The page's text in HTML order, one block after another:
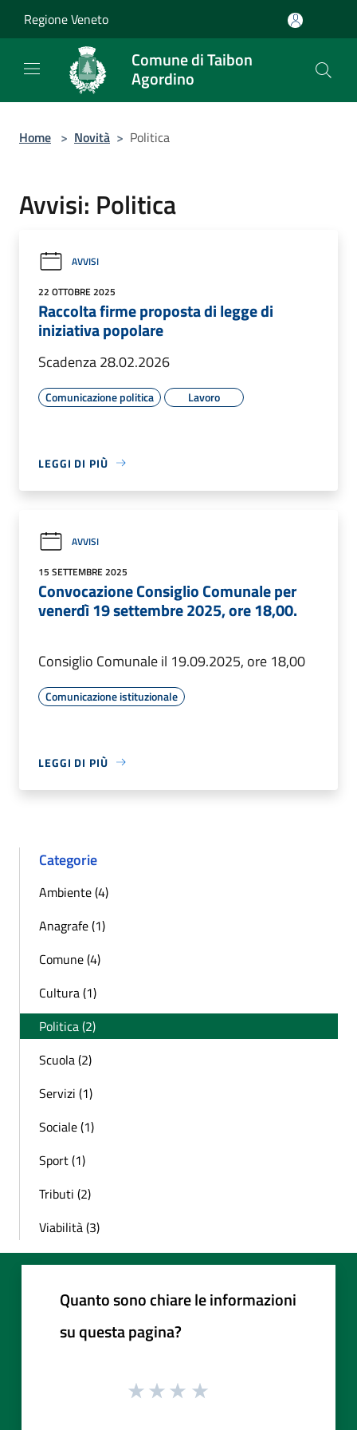
Regione Veneto
Comune di Taibon
Agordino
Home > Novità > Politica
Avvisi: Politica
AVVISI
22 OTTOBRE 2025
Raccolta firme proposta di legge di
iniziativa popolare
Scadenza 28.02.2026
Comunicazione politica Lavoro
LEGGI DI PIÙ
AVVISI
15 SETTEMBRE 2025
Convocazione Consiglio Comunale per
venerdì 19 settembre 2025, ore 18,00.
Consiglio Comunale il 19.09.2025, ore 18,00
Comunicazione istituzionale
LEGGI DI PIÙ
Categorie
Ambiente (4)
Anagrafe (1)
Comune (4)
Cultura (1)
Politica (2)
Scuola (2)
Servizi (1)
Sociale (1)
Sport (1)
Tributi (2)
Viabilità (3)
Quanto sono chiare le informazioni
su questa pagina?